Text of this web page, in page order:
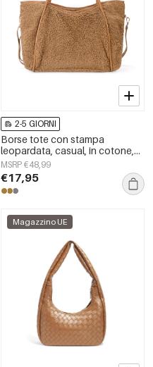
2-5 GIORNI
Borse tote con stampa
leopardata, casual, in cotone,
accessori quotidiani
MSRP €48,99
€17,95
Magazzino UE